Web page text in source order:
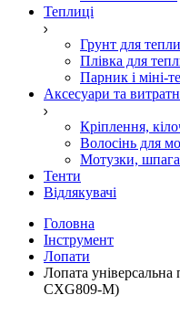
Теплиці
Грунт для
Плівка для
Парник і міні-
Аксесуари та
Кріплення,
Волосінь для
Мотузки,
Тенти
Відлякувачі
Головна
Інструмент
Лопати
Лопата
CXG809-M)